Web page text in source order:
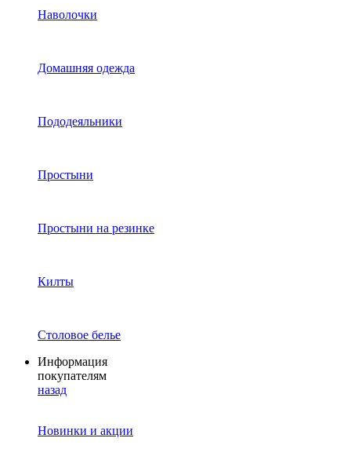
Наволочки
Домашняя одежда
Пододеяльники
Простыни
Простыни на резинке
Килты
Столовое белье
Информация
покупателям
назад
Новинки и акции